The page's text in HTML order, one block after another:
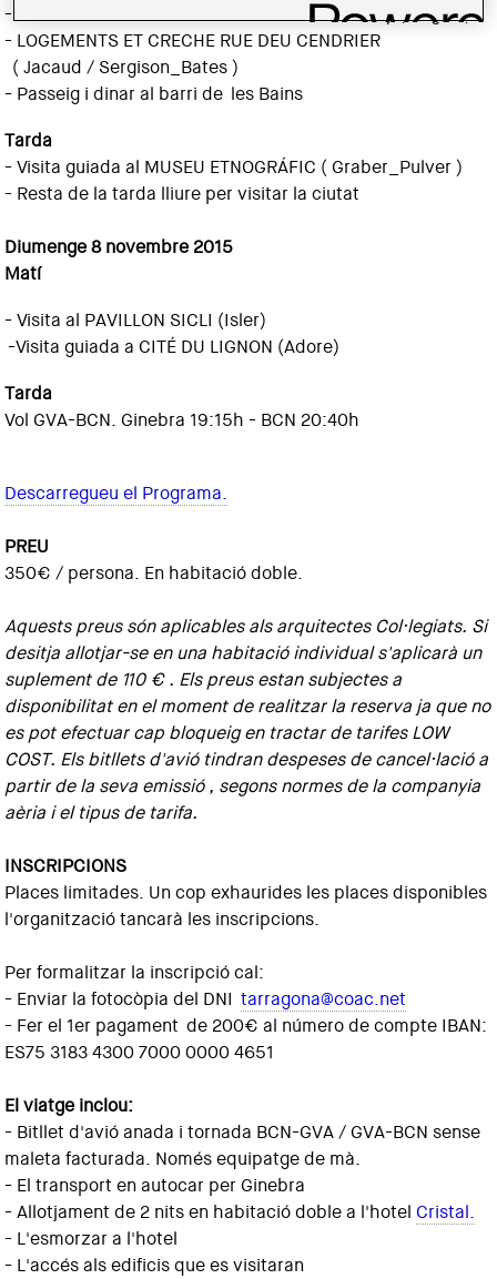
- IMMEUBLE DE LOGEMENTS " DU - BOIS - Melly ( Bugno )
- LOGEMENTS ET CRECHE RUE DEU CENDRIER
( Jacaud / Sergison_Bates )
- Passeig i dinar al barri de les Bains
Tarda
- Visita guiada al MUSEU ETNOGRÁFIC ( Graber_Pulver )
- Resta de la tarda lliure per visitar la ciutat
Diumenge 8 novembre 2015
Matí
- Visita al PAVILLON SICLI (Isler)
-Visita guiada a CITÉ DU LIGNON (Adore)
Tarda
Vol GVA-BCN. Ginebra 19:15h - BCN 20:40h
Descarregueu el Programa.
PREU
350€ / persona. En habitació doble.
Aquests preus són aplicables als arquitectes Col·legiats. Si
desitja allotjar-se en una habitació individual s'aplicarà un
suplement de 110 € . Els preus estan subjectes a
disponibilitat en el moment de realitzar la reserva ja que no
es pot efectuar cap bloqueig en tractar de tarifes LOW
COST. Els bitllets d'avió tindran despeses de cancel·lació a
partir de la seva emissió , segons normes de la companyia
aèria i el tipus de tarifa.
INSCRIPCIONS
Places limitades. Un cop exhaurides les places disponibles
l'organització tancarà les inscripcions.
Per formalitzar la inscripció cal:
- Enviar la fotocòpia del DNItarragona@coac.net
- Fer el 1er pagament de 200€ al número de compte IBAN:
ES75 3183 4300 7000 0000 4651
El viatge inclou:
- Bitllet d'avió anada i tornada BCN-GVA / GVA-BCN sense
maleta facturada. Només equipatge de mà.
- El transport en autocar per Ginebra
- Allotjament de 2 nits en habitació doble a l'hotel Cristal.
- L'esmorzar a l'hotel
- L'accés als edificis que es visitaran